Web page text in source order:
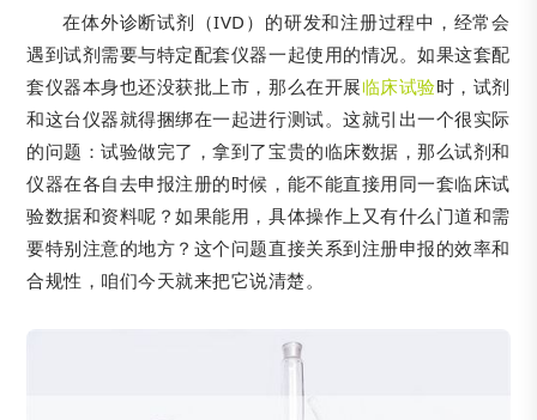
在体外诊断试剂（IVD）的研发和注册过程中，经常会
遇到试剂需要与特定配套仪器一起使用的情况。如果这套配
套仪器本身也还没获批上市，那么在开展临床试验时，试剂
和这台仪器就得捆绑在一起进行测试。这就引出一个很实际
的问题：试验做完了，拿到了宝贵的临床数据，那么试剂和
仪器在各自去申报注册的时候，能不能直接用同一套临床试
验数据和资料呢？如果能用，具体操作上又有什么门道和需
要特别注意的地方？这个问题直接关系到注册申报的效率和
合规性，咱们今天就来把它说清楚。